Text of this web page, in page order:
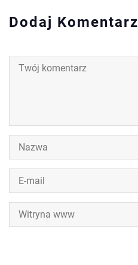
Dodaj Komentarz